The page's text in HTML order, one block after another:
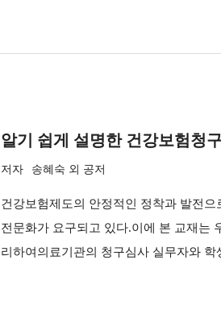
알기 쉽게 설명한 건강보험청
저자 송혜숙 외 공저
건강보험제도의 안정적인 정착과 발전
전문화가 요구되고 있다.이에 본 교재는
리하여의료기관의 청구심사 실무자와